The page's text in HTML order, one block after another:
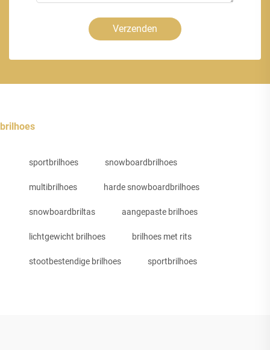
Verzenden
brilhoes
sportbrilhoes snowboardbrilhoes
multibrilhoes harde snowboardbrilhoes
snowboardbriltas aangepaste brilhoes
lichtgewicht brilhoes brilhoes met rits
stootbestendige brilhoes sportbrilhoes